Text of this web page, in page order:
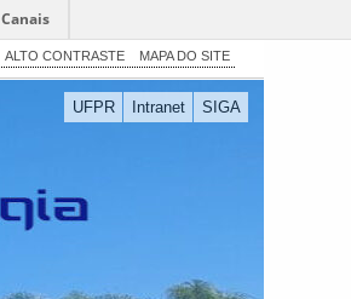
Canais
ALTO CONTRASTE MAPA DO SITE
UFPR Intranet SIGA